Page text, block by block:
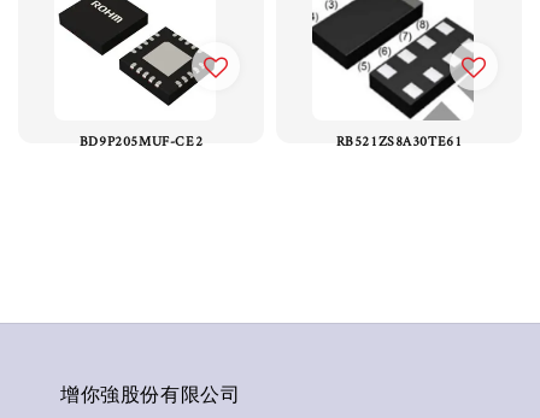
BD9P205MUF-CE2 RB521ZS8A30TE61
增你強股份有限公司